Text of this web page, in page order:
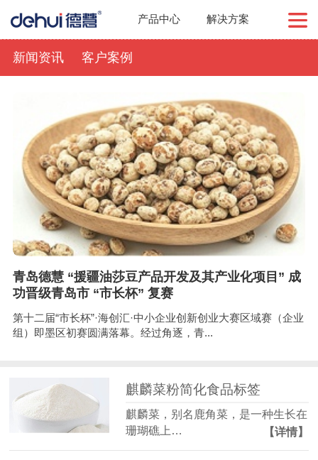
产品中心 解决方案
新闻资讯 客户案例
青岛德慧 “援疆油莎豆产品开发及其产业化项目” 成
功晋级青岛市 “市长杯” 复赛
第十二届“市长杯”·海创汇·中小企业创新创业大赛区域赛（企业
组）即墨区初赛圆满落幕。经过角逐，青...
麒麟菜粉简化食品标签
麒麟菜，别名鹿角菜，是一种生长在
珊瑚礁上…
【详情】